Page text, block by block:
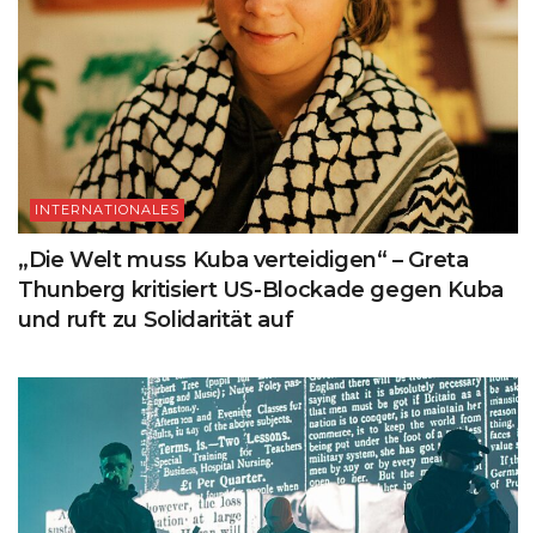
INTERNATIONALES
„Die Welt muss Kuba verteidigen“ – Greta
Thunberg kritisiert US-Blockade gegen Kuba
und ruft zu Solidarität auf